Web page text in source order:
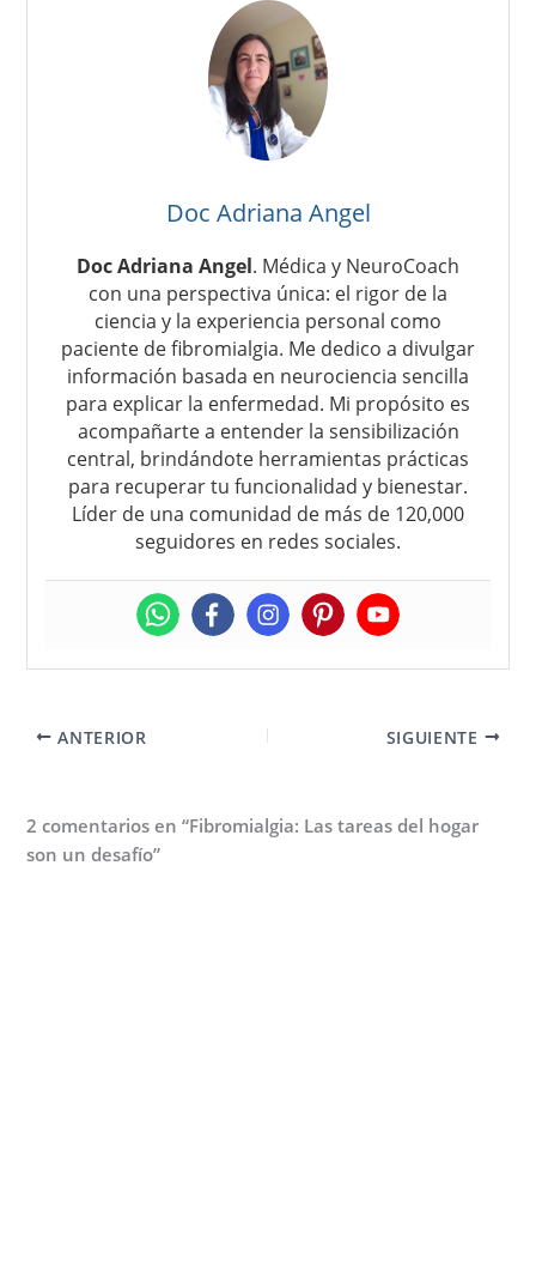
Doc Adriana Angel
Doc Adriana Angel. Médica y NeuroCoach
con una perspectiva única: el rigor de la
ciencia y la experiencia personal como
paciente de fibromialgia. Me dedico a divulgar
información basada en neurociencia sencilla
para explicar la enfermedad. Mi propósito es
acompañarte a entender la sensibilización
central, brindándote herramientas prácticas
para recuperar tu funcionalidad y bienestar.
Líder de una comunidad de más de 120,000
seguidores en redes sociales.
ANTERIOR SIGUIENTE
2 comentarios en “Fibromialgia: Las tareas del hogar
son un desafío”